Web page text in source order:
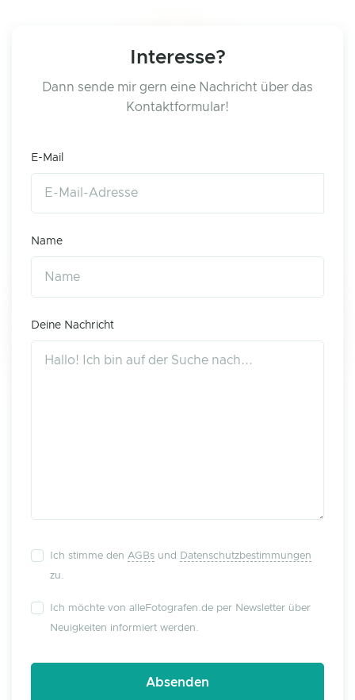
Interesse?
Dann sende mir gern eine Nachricht über das
Kontaktformular!
E-Mail
Name
Deine Nachricht
Ich stimme den AGBs und
Datenschutzbestimmungen
zu.
Ich möchte von alleFotografen.de per Newsletter über
Neuigkeiten informiert werden.